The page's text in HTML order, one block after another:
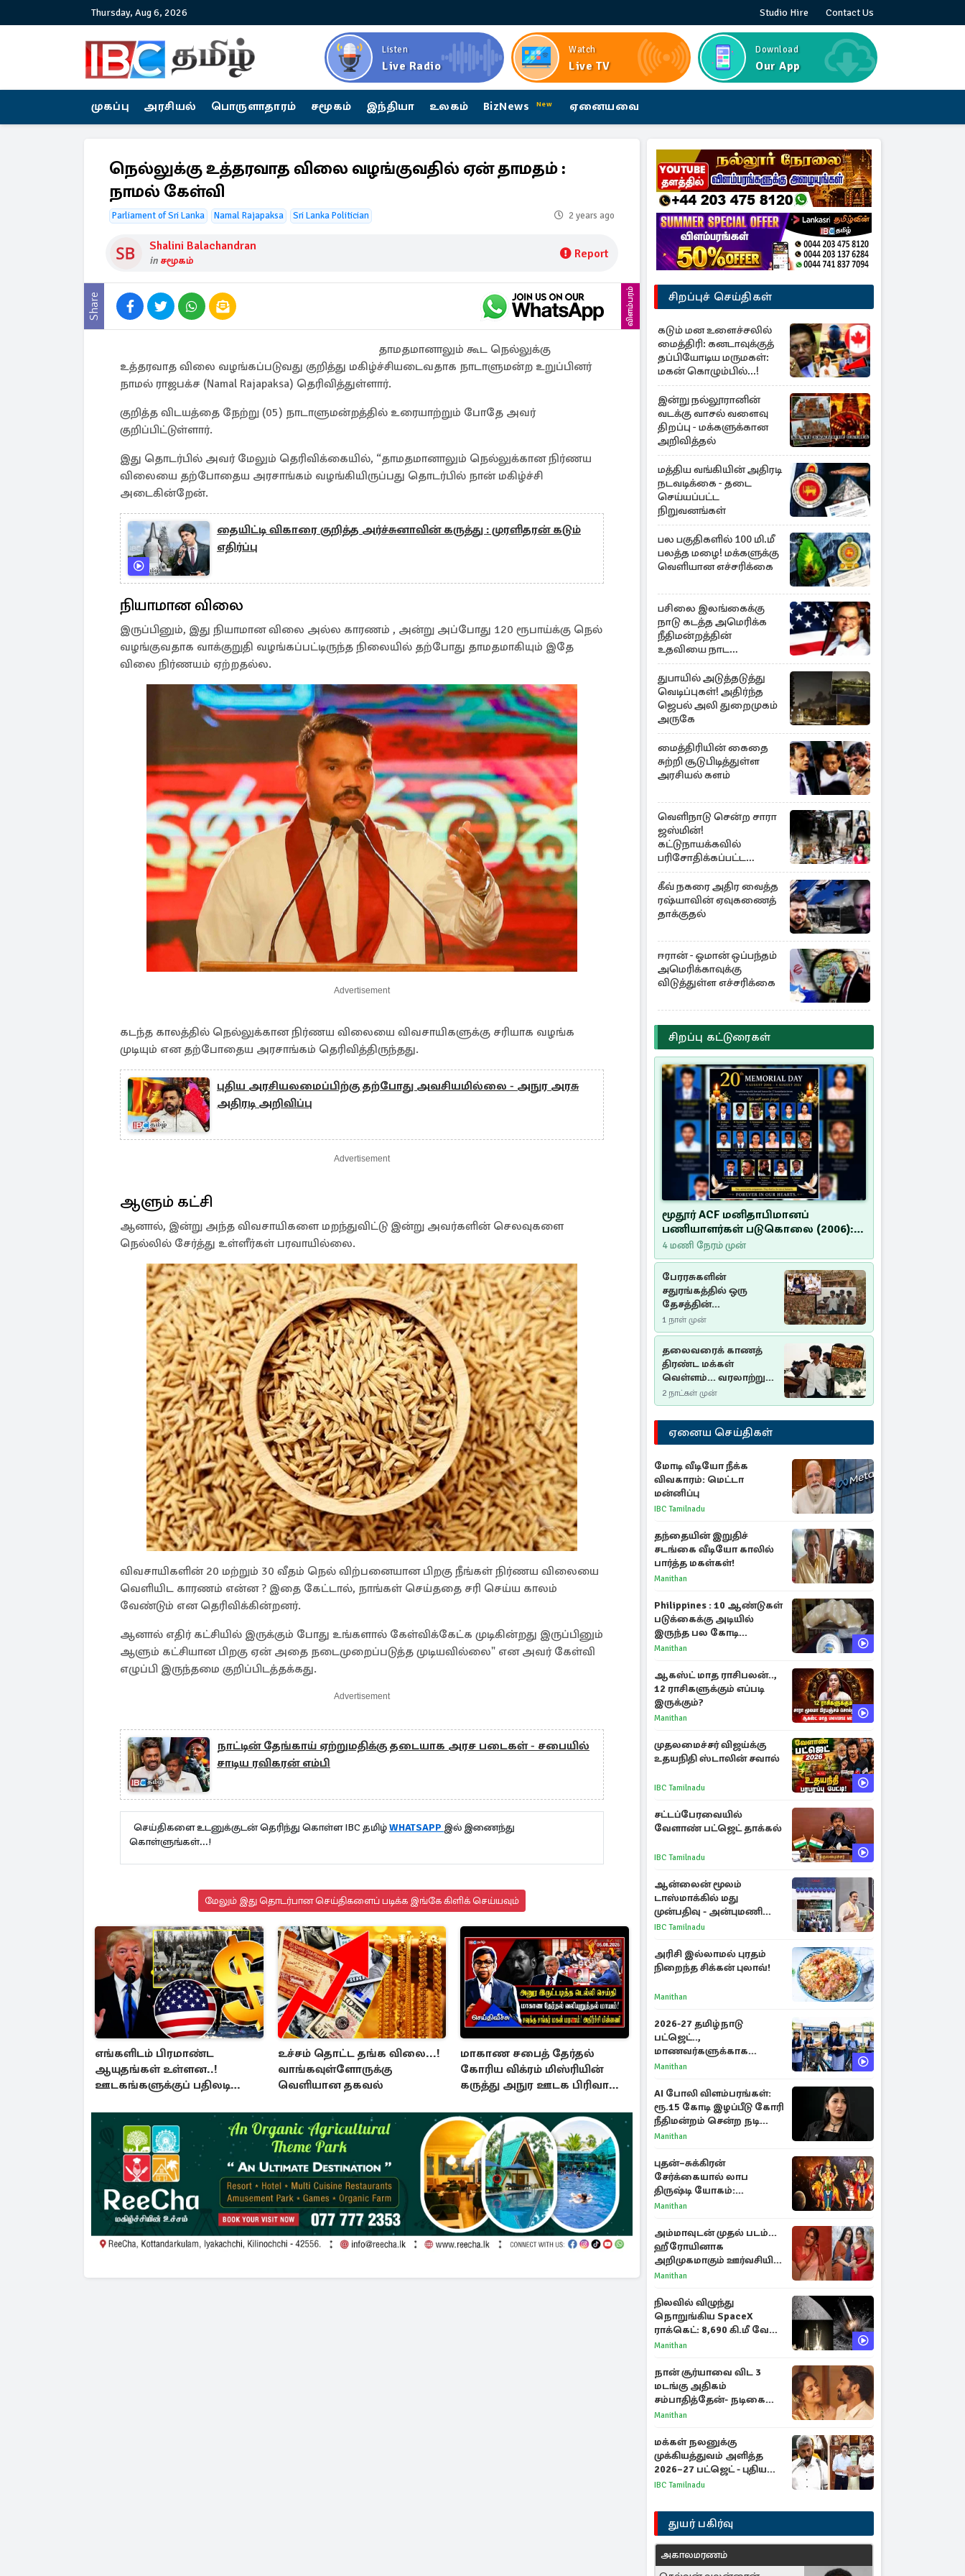
Thursday, Aug 6, 2026 Studio Hire Contact Us
Listen
Live Radio
Watch
Live TV
Download
Our App
முகப்பு அரசியல் பொருளாதாரம் சமூகம் இந்தியா உலகம் BizNews New ஏனையவை
நெல்லுக்கு உத்தரவாத விலை வழங்குவதில் ஏன் தாமதம் :
நாமல் கேள்வி
Parliament of Sri Lanka Namal Rajapaksa Sri Lanka Politician 2 years ago
Shalini Balachandran
in சமூகம் Report
Share விளம்பரம்
தாமதமானாலும் கூட நெல்லுக்கு
உத்தரவாத விலை வழங்கப்படுவது குறித்து மகிழ்ச்சியடைவதாக நாடாளுமன்ற உறுப்பினர்
நாமல் ராஜபக்ச (Namal Rajapaksa) தெரிவித்துள்ளார்.
குறித்த விடயத்தை நேற்று (05) நாடாளுமன்றத்தில் உரையாற்றும் போதே அவர்
குறிப்பிட்டுள்ளார்.
இது தொடர்பில் அவர் மேலும் தெரிவிக்கையில், “தாமதமானாலும் நெல்லுக்கான நிர்ணய
விலையை தற்போதைய அரசாங்கம் வழங்கியிருப்பது தொடர்பில் நான் மகிழ்ச்சி
அடைகின்றேன்.
தையிட்டி விகாரை குறித்த அர்ச்சுனாவின் கருத்து : முரளிதரன் கடும்
எதிர்ப்பு
நியாமான விலை
இருப்பினும், இது நியாமான விலை அல்ல காரணம் , அன்று அப்போது 120 ரூபாய்க்கு நெல்
வழங்குவதாக வாக்குறுதி வழங்கப்பட்டிருந்த நிலையில் தற்போது தாமதமாகியும் இதே
விலை நிர்ணயம் ஏற்றதல்ல.
Advertisement
கடந்த காலத்தில் நெல்லுக்கான நிர்ணய விலையை விவசாயிகளுக்கு சரியாக வழங்க
முடியும் என தற்போதைய அரசாங்கம் தெரிவித்திருந்தது.
புதிய அரசியலமைப்பிற்கு தற்போது அவசியமில்லை - அநுர அரசு
அதிரடி அறிவிப்பு
Advertisement
ஆளும் கட்சி
ஆனால், இன்று அந்த விவசாயிகளை மறந்துவிட்டு இன்று அவர்களின் செலவுகளை
நெல்லில் சேர்த்து உள்ளீர்கள் பரவாயில்லை.
விவசாயிகளின் 20 மற்றும் 30 வீதம் நெல் விற்பனையான பிறகு நீங்கள் நிர்ணய விலையை
வெளியிட காரணம் என்ன ? இதை கேட்டால், நாங்கள் செய்ததை சரி செய்ய காலம்
வேண்டும் என தெரிவிக்கின்றனர்.
ஆனால் எதிர் கட்சியில் இருக்கும் போது உங்களால் கேள்விக்கேட்க முடிகின்றது இருப்பினும்
ஆளும் கட்சியான பிறகு ஏன் அதை நடைமுறைப்படுத்த முடியவில்லை" என அவர் கேள்வி
எழுப்பி இருந்தமை குறிப்பிடத்தக்கது.
Advertisement
நாட்டின் தேங்காய் ஏற்றுமதிக்கு தடையாக அரச படைகள் - சபையில்
சாடிய ரவிகரன் எம்பி
செய்திகளை உடனுக்குடன் தெரிந்து கொள்ள IBC தமிழ்WHATSAPP இல் இணைந்து
கொள்ளுங்கள்...!
மேலும் இது தொடர்பான செய்திகளைப் படிக்க இங்கே கிளிக் செய்யவும்
எங்களிடம் பிரமாண்ட
ஆயுதங்கள் உள்ளன..!
ஊடகங்களுக்குப் பதிலடி
உச்சம் தொட்ட தங்க விலை...!
வாங்கவுள்ளோருக்கு
வெளியான தகவல்
மாகாண சபைத் தேர்தல்
கோரிய விக்ரம் மிஸ்ரியின்
கருத்து அநுர ஊடக பிரிவால்
சிறப்புச் செய்திகள்
கடும் மன உளைச்சலில்
மைத்திரி: கனடாவுக்குத்
தப்பியோடிய மருமகள்:
மகன் கொழும்பில்...!
இன்று நல்லூரானின்
வடக்கு வாசல் வளைவு
திறப்பு - மக்களுக்கான
அறிவித்தல்
மத்திய வங்கியின் அதிரடி
நடவடிக்கை - தடை
செய்யப்பட்ட
நிறுவனங்கள்
பல பகுதிகளில் 100 மி.மீ
பலத்த மழை! மக்களுக்கு
வெளியான எச்சரிக்கை
பசிலை இலங்கைக்கு
நாடு கடத்த அமெரிக்க
நீதிமன்றத்தின்
உதவியை நாட
அரசாங்கம் முடிவு
துபாயில் அடுத்தடுத்து
வெடிப்புகள்! அதிர்ந்த
ஜெபல் அலி துறைமுகம்
அருகே
மைத்திரியின் கைதை
சுற்றி சூடுபிடித்துள்ள
அரசியல் களம்
வெளிநாடு சென்ற சாரா
ஜஸ்மின்!
கட்டுநாயக்கவில்
பரிசோதிக்கப்பட்ட
CCTVவில்
வெளிச்சத்துக்கு வந்த
தகவல்
கீவ் நகரை அதிர வைத்த
ரஷ்யாவின் ஏவுகணைத்
தாக்குதல்
ஈரான் - ஓமான் ஒப்பந்தம்
அமெரிக்காவுக்கு
விடுத்துள்ள எச்சரிக்கை
சிறப்பு கட்டுரைகள்
மூதூர் ACF மனிதாபிமானப்
பணியாளர்கள் படுகொலை (2006):
20 ஆண்டுகளாகியும் நீதி
மறுக்கப்பட்ட மனிதாபிமானப்
பேரவலம்
4 மணி நேரம் முன்
பேரரசுகளின்
சதுரங்கத்தில் ஒரு
தேசத்தின்
தீர்க்கதரிசனம் :
சுதுமலை பிரகடனம்
ஒரு வரலாற்றுப் பாடம்
1 நாள் முன்
தலைவரைக் காணத்
திரண்ட மக்கள்
வெள்ளம்... வரலாற்றுச்
சிறப்புமிக்க சுதுமலைப்
பிரகடனம்…
2 நாட்கள் முன்
ஏனைய செய்திகள்
மோடி வீடியோ நீக்க
விவகாரம்: மெட்டா
மன்னிப்பு
IBC Tamilnadu
தந்தையின் இறுதிச்
சடங்கை வீடியோ காலில்
பார்த்த மகள்கள்!
Manithan
Philippines : 10 ஆண்டுகள்
படுக்கைக்கு அடியில்
இருந்த பல கோடி
மதிப்புள்ள அரிய முத்து!
Manithan
ஆகஸ்ட் மாத ராசிபலன்..,
12 ராசிகளுக்கும் எப்படி
இருக்கும்?
Manithan
முதலமைச்சர் விஜய்க்கு
உதயநிதி ஸ்டாலின் சவால்
IBC Tamilnadu
சட்டப்பேரவையில்
வேளாண் பட்ஜெட் தாக்கல்
IBC Tamilnadu
ஆன்லைன் மூலம்
டாஸ்மாக்கில் மது
முன்பதிவு - அன்புமணி
ராமதாஸ் எதிர்ப்பு
IBC Tamilnadu
அரிசி இல்லாமல் புரதம்
நிறைந்த சிக்கன் புலாவ்!
Manithan
2026-27 தமிழ்நாடு
பட்ஜெட்..,
மாணவர்களுக்காக
வெளியான முக்கிய
Manithan
AI போலி விளம்பரங்கள்:
ரூ.15 கோடி இழப்பீடு கோரி
நீதிமன்றம் சென்ற நடிகை
ஸ்ருதி ஹாசன்!
Manithan
புதன்–சுக்கிரன்
சேர்க்கையால் லாப
திருஷ்டி யோகம்:
அதிர்ஷ்டம் பெறும் டாப் 3
Manithan
அம்மாவுடன் முதல் படம்...
ஹீரோயினாக
அறிமுகமாகும் ஊர்வசியின்
மகள் தேஜலட்சுமி!
Manithan
நிலவில் விழுந்து
நொறுங்கிய SpaceX
ராக்கெட்: 8,690 கி.மீ வேக
மோதலால் உருவான புதிய
Manithan
நான் சூர்யாவை விட 3
மடங்கு அதிகம்
சம்பாதித்தேன்- நடிகை
ஜோதிகா
Manithan
மக்கள் நலனுக்கு
முக்கியத்துவம் அளித்த
2026–27 பட்ஜெட் - புதிய
நலத்திட்டங்கள்
IBC Tamilnadu
துயர் பகிர்வு
அகாலமரணம்